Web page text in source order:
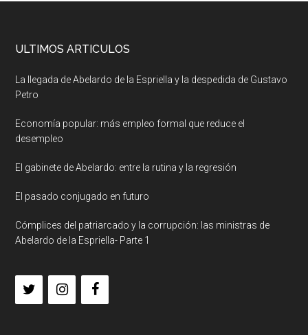
ULTIMOS ARTICULOS
La llegada de Abelardo de la Espriella y la despedida de Gustavo
Petro
Economía popular: más empleo formal que reduce el
desempleo
El gabinete de Abelardo: entre la rutina y la regresión
El pasado conjugado en futuro
Cómplices del patriarcado y la corrupción: las ministras de
Abelardo de la Espriella- Parte 1